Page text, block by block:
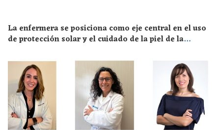
La enfermera se posiciona como eje central en el uso
de protección solar y el cuidado de la piel de la